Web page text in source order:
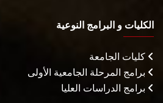
الكليات و البرامج النوعية
كليات الجامعة
برامج المرحلة الجامعية الأولى
برامج الدراسات العليا